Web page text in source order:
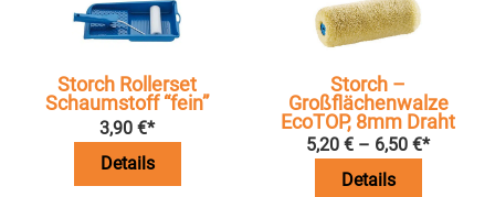
Storch Rollerset
Schaumstoff “fein”
3,90 €*
Details
Storch –
Großflächenwalze
EcoTOP, 8mm Draht
5,20 € – 6,50 €*
Details